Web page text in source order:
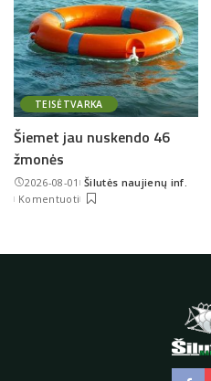
TEISĖTVARKA
Šiemet jau nuskendo 46
žmonės
2026-08-01 Posted
by
Šilutės naujienų inf.
Komentuoti